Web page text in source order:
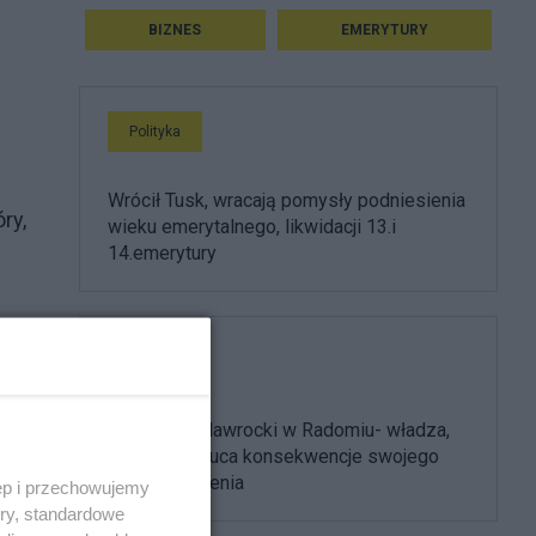
BIZNES EMERYTURY
Polityka
Wrócił Tusk, wracają pomysły podniesienia
wieku emerytalnego, likwidacji 13.i
14.emerytury
Prezydent Nawrocki w Radomiu- władza,
która przerzuca konsekwencje swojego
złego rządzenia
i przechowujemy
standardowe